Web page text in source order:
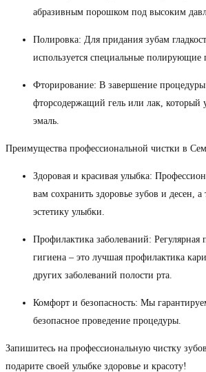
абразивным порошком под высоким
Полировка: Для придания зубам
используется специальные полирующие
Фторирование: В завершение процедуры
фторсодержащий гель или лак, который
эмаль.
Преимущества профессиональной чистки в
Здоровая и красивая улыбка:
вам сохранить здоровье зубов и десен,
эстетику улыбки.
Профилактика заболеваний: Регулярная
гигиена – это лучшая профилактика
других заболеваний полости рта.
Комфорт и безопасность: Мы
безопасное проведение процедуры.
Запишитесь на профессиональную чистку
подарите своей улыбке здоровье и красоту!